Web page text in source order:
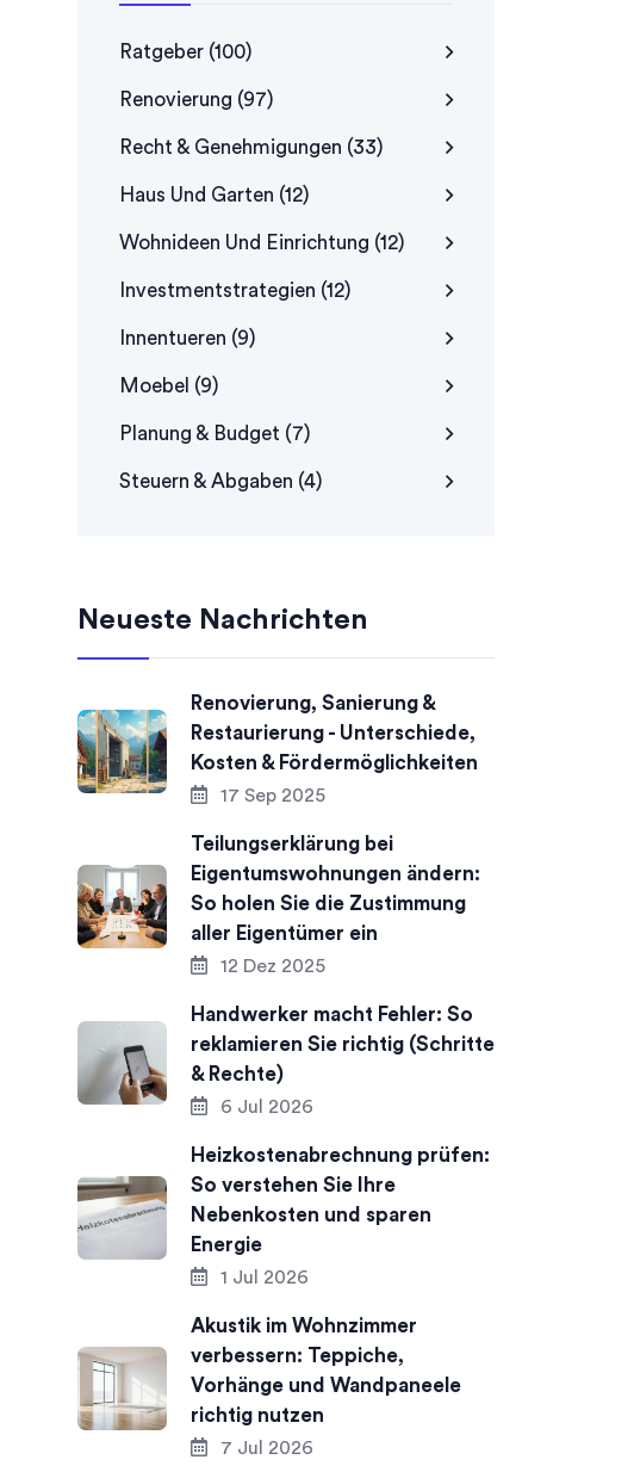
Ratgeber (100)
Renovierung (97)
Recht & Genehmigungen (33)
Haus Und Garten (12)
Wohnideen Und Einrichtung (12)
Investmentstrategien (12)
Innentueren (9)
Moebel (9)
Planung & Budget (7)
Steuern & Abgaben (4)
Neueste Nachrichten
Renovierung, Sanierung &
Restaurierung - Unterschiede,
Kosten & Fördermöglichkeiten
17 Sep 2025
Teilungserklärung bei
Eigentumswohnungen ändern:
So holen Sie die Zustimmung
aller Eigentümer ein
12 Dez 2025
Handwerker macht Fehler: So
reklamieren Sie richtig (Schritte
& Rechte)
6 Jul 2026
Heizkostenabrechnung prüfen:
So verstehen Sie Ihre
Nebenkosten und sparen
Energie
1 Jul 2026
Akustik im Wohnzimmer
verbessern: Teppiche,
Vorhänge und Wandpaneele
richtig nutzen
7 Jul 2026